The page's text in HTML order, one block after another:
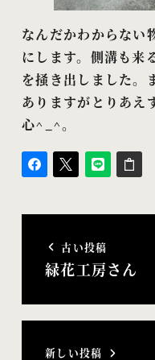
なんだかわからない
にします。側溝も来
を掻き出しました。
ありますがとりあえ
心^_^。
古い投稿
緑花工房さん
新しい投稿